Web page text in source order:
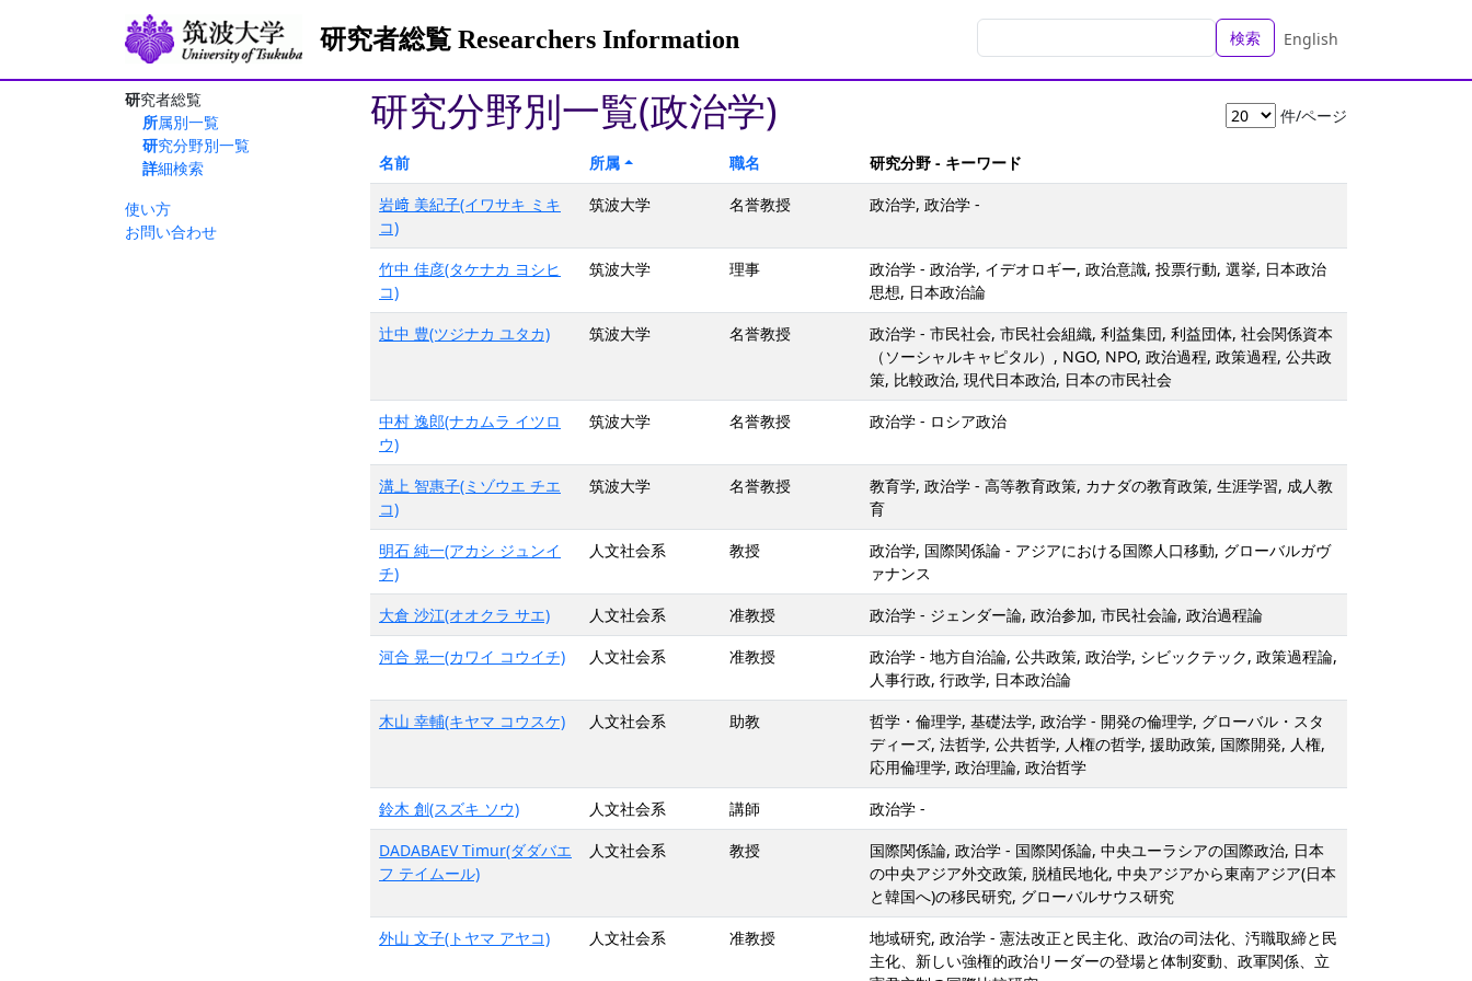
研究者総覧 Researchers Information 検索 English
研究者総覧
所属別一覧
研究分野別一覧
詳細検索
使い方
お問い合わせ
研究分野別一覧(政治学) 件/ページ
名前 所属 職名
研究分野 - キーワード
岩﨑 美紀子(イワサキ ミキ
コ)
筑波大学 名誉教授 政治学, 政治学 -
竹中 佳彦(タケナカ ヨシヒ
コ)
筑波大学 理事
政治学 - 政治学, イデオロギー, 政治意識, 投票行動, 選挙, 日本政治
思想, 日本政治論
辻󠄀中 豊(ツジナカ ユタカ)
筑波大学 名誉教授
政治学 - 市民社会, 市民社会組織, 利益集団, 利益団体, 社会関係資本
（ソーシャルキャピタル）, NGO, NPO, 政治過程, 政策過程, 公共政
策, 比較政治, 現代日本政治, 日本の市民社会
中村 逸郎(ナカムラ イツロ
ウ)
筑波大学 名誉教授 政治学 - ロシア政治
溝上 智惠子(ミゾウエ チエ
コ)
筑波大学 名誉教授
教育学, 政治学 - 高等教育政策, カナダの教育政策, 生涯学習, 成人教
育
明石 純一(アカシ ジュンイ
チ)
人文社会系 教授
政治学, 国際関係論 - アジアにおける国際人口移動, グローバルガヴ
ァナンス
大倉 沙江(オオクラ サエ)
人文社会系 准教授
政治学 - ジェンダー論, 政治参加, 市民社会論, 政治過程論
河合 晃一(カワイ コウイチ)
人文社会系 准教授
政治学 - 地方自治論, 公共政策, 政治学, シビックテック, 政策過程論,
人事行政, 行政学, 日本政治論
木山 幸輔(キヤマ コウスケ)
人文社会系 助教
哲学・倫理学, 基礎法学, 政治学 - 開発の倫理学, グローバル・スタ
ディーズ, 法哲学, 公共哲学, 人権の哲学, 援助政策, 国際開発, 人権,
応用倫理学, 政治理論, 政治哲学
鈴木 創(スズキ ソウ)
人文社会系 講師
政治学 -
DADABAEV Timur(ダダバエ
フ テイムール)
人文社会系 教授
国際関係論, 政治学 - 国際関係論, 中央ユーラシアの国際政治, 日本
の中央アジア外交政策, 脱植民地化, 中央アジアから東南アジア(日本
と韓国へ)の移民研究, グローバルサウス研究
外山 文子(トヤマ アヤコ)
人文社会系 准教授
地域研究, 政治学 - 憲法改正と民主化、政治の司法化、汚職取締と民
主化、新しい強権的政治リーダーの登場と体制変動、政軍関係、立